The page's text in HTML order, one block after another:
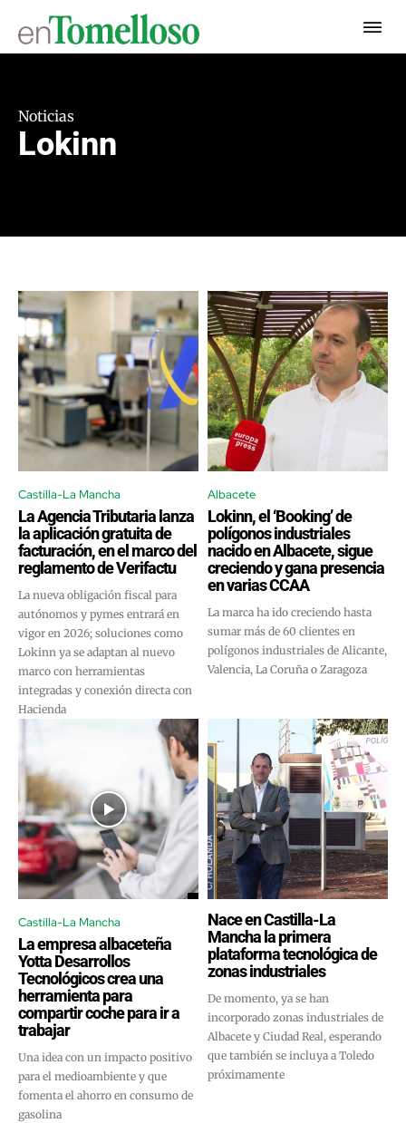
Noticias
Lokinn
Castilla-La Mancha
La Agencia Tributaria lanza
la aplicación gratuita de
facturación, en el marco del
reglamento de Verifactu
La nueva obligación fiscal para
autónomos y pymes entrará en
vigor en 2026; soluciones como
Lokinn ya se adaptan al nuevo
marco con herramientas
integradas y conexión directa con
Hacienda
Albacete
Lokinn, el ‘Booking’ de
polígonos industriales
nacido en Albacete, sigue
creciendo y gana presencia
en varias CCAA
La marca ha ido creciendo hasta
sumar más de 60 clientes en
polígonos industriales de Alicante,
Valencia, La Coruña o Zaragoza
Castilla-La Mancha
La empresa albaceteña
Yotta Desarrollos
Tecnológicos crea una
herramienta para
compartir coche para ir a
trabajar
Una idea con un impacto positivo
para el medioambiente y que
fomenta el ahorro en consumo de
gasolina
Nace en Castilla-La
Mancha la primera
plataforma tecnológica de
zonas industriales
De momento, ya se han
incorporado zonas industriales de
Albacete y Ciudad Real, esperando
que también se incluya a Toledo
próximamente